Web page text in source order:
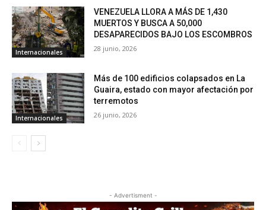
Internacionales
VENEZUELA LLORA A MÁS DE 1,430
MUERTOS Y BUSCA A 50,000
DESAPARECIDOS BAJO LOS ESCOMBROS
28 junio, 2026
Internacionales
Más de 100 edificios colapsados en La
Guaira, estado con mayor afectación por
terremotos
26 junio, 2026
- Advertisment -